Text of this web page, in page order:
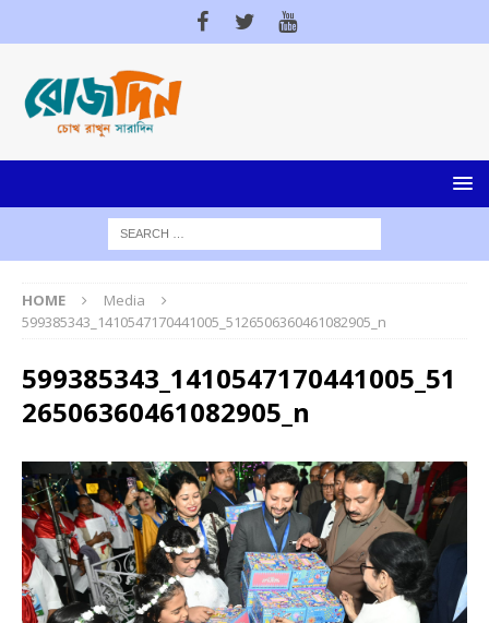
HOME
Media
599385343_1410547170441005_5126506360461082905_n
599385343_1410547170441005_51
26506360461082905_n